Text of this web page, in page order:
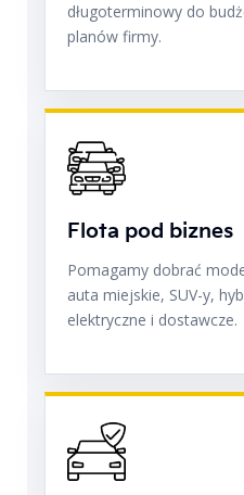
długoterminowy do
planów firmy.
Flota pod biznes
Pomagamy dobrać
auta miejskie, SUV-y,
elektryczne i dostawcze.